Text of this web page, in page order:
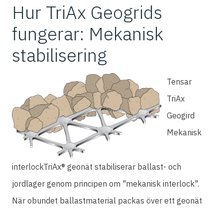
Hur TriAx Geogrids
fungerar: Mekanisk
stabilisering
Tensar
TriAx
Geogird
Mekanisk
interlockTriAx® geonät stabiliserar ballast- och
jordlager genom principen om "mekanisk interlock".
När obundet ballastmaterial packas över ett geonät